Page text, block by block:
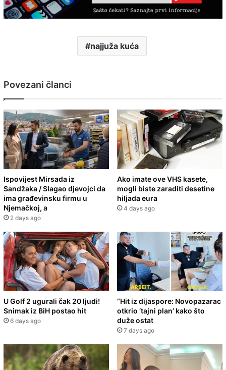
najjuža kuća
Povezani članci
Ispovijest Mirsada iz
Sandžaka / Slagao djevojci da
ima građevinsku firmu u
Njemačkoj, a
2 days ago
Ako imate ove VHS kasete,
mogli biste zaraditi desetine
hiljada eura
4 days ago
U Golf 2 ugurali čak 20 ljudi!
Snimak iz BiH postao hit
6 days ago
“Hit iz dijaspore: Novopazarac
otkrio ‘tajni plan’ kako što
duže ostat
7 days ago